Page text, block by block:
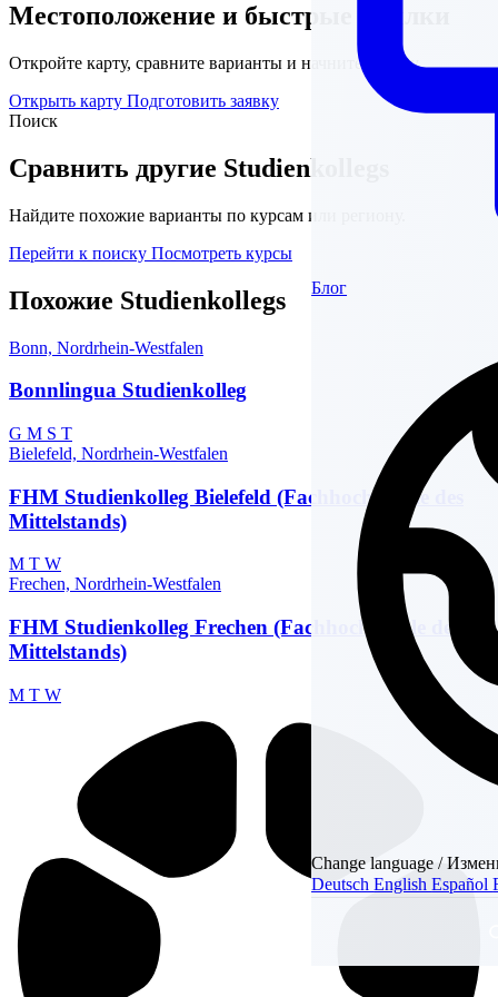
Блог
Change language /
DeutschEnglishEspañol
Местоположение и быстрые ссылки
Откройте карту, сравните варианты и начните подачу.
Открыть карту Подготовить заявку
Поиск
Сравнить другие Studienkollegs
Найдите похожие варианты по курсам или региону.
Перейти к поиску Посмотреть курсы
Похожие Studienkollegs
Bonn, Nordrhein-Westfalen
Bonnlingua Studienkolleg
G M S T
Bielefeld, Nordrhein-Westfalen
FHM Studienkolleg Bielefeld (Fachhochschule des
Mittelstands)
M T W
Frechen, Nordrhein-Westfalen
FHM Studienkolleg Frechen (Fachhochschule des
Mittelstands)
M T W